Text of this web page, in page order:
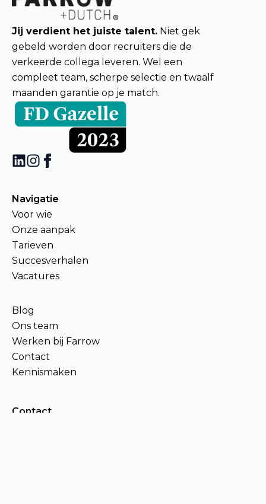
Jij verdient het juiste talent. Niet gek
gebeld worden door recruiters die de
verkeerde collega leveren. Wel een
compleet team, scherpe selectie en twaalf
maanden garantie op je match.
Navigatie
Voor wie
Onze aanpak
Tarieven
Succesverhalen
Vacatures
Blog
Ons team
Werken bij Farrow
Contact
Kennismaken
Contact